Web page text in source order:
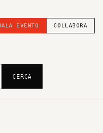
EVENTO COLLABORA
CERCA